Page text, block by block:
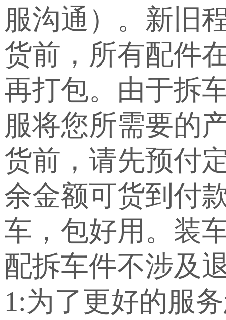
服沟通）。新旧
货前，所有配件
再打包。由于拆
服将您所需要的
货前，请先预付
余金额可货到付
车，包好用。装
配拆车件不涉及
1:为了更好的服